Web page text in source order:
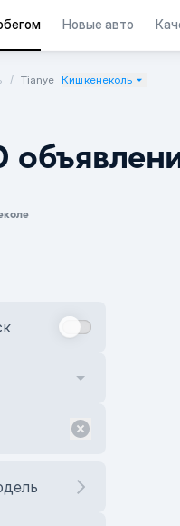
Новые авто
Tianye Кишкенеколь